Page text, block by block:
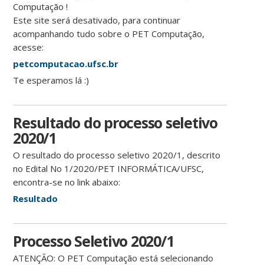
Computação !
Este site será desativado, para continuar
acompanhando tudo sobre o PET Computação,
acesse:
petcomputacao.ufsc.br
Te esperamos lá :)
Resultado do processo seletivo
2020/1
O resultado do processo seletivo 2020/1, descrito
no Edital No 1/2020/PET INFORMÁTICA/UFSC,
encontra-se no link abaixo:
Resultado
Processo Seletivo 2020/1
ATENÇÃO: O PET Computação está selecionando